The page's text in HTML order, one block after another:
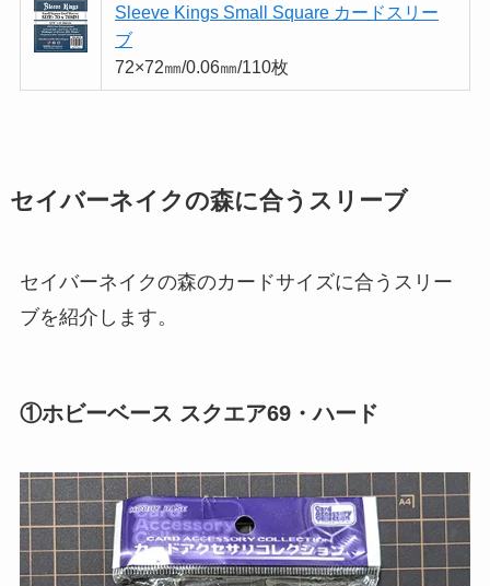
Sleeve Kings Small Square カードスリー
ブ
72×72㎜/0.06㎜/110枚
セイバーネイクの森に合うスリーブ
セイバーネイクの森のカードサイズに合うスリー
ブを紹介します。
①ホビーベース スクエア69・ハード